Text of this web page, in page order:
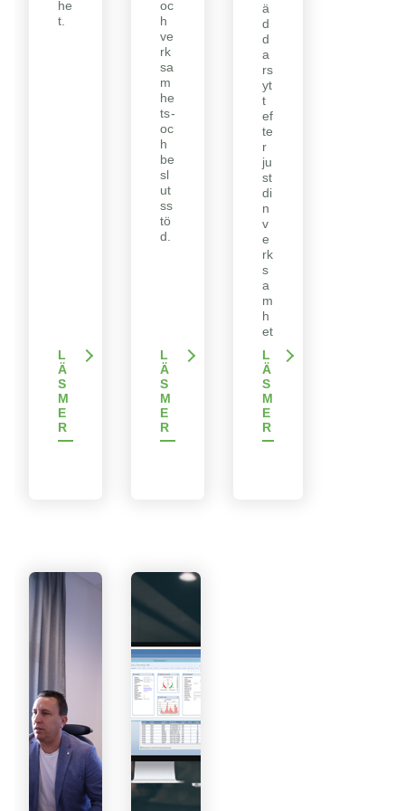
he
t.
L
Ä
S
M
E
R
oc
h
ve
rk
sa
m
he
ts-
oc
h
be
sl
ut
ss
tö
d.
L
Ä
S
M
E
R
ä
d
d
a
rs
yt
t
ef
te
r
ju
st
di
n
v
e
rk
s
a
m
h
et
L
Ä
S
M
E
R